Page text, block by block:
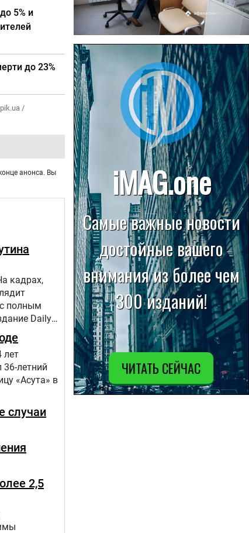
5% и
до 23%
/
анонса. Вы
кадрах,
полным
Daily
лет
летний
«Асута» в
случаи
2,5
22.07.2026
Больница в Спирово работает
без рентгеновского кабинета